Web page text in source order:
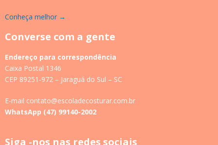
Conheça melhor →
Converse com a gente
Endereço para correspondência
Caixa Postal 1346
CEP 89251-972 – Jaraguá do Sul – SC
E-mail contato@escoladecosturar.com.br
WhatsApp (47) 99140-2002
Siga -nos nas redes sociais